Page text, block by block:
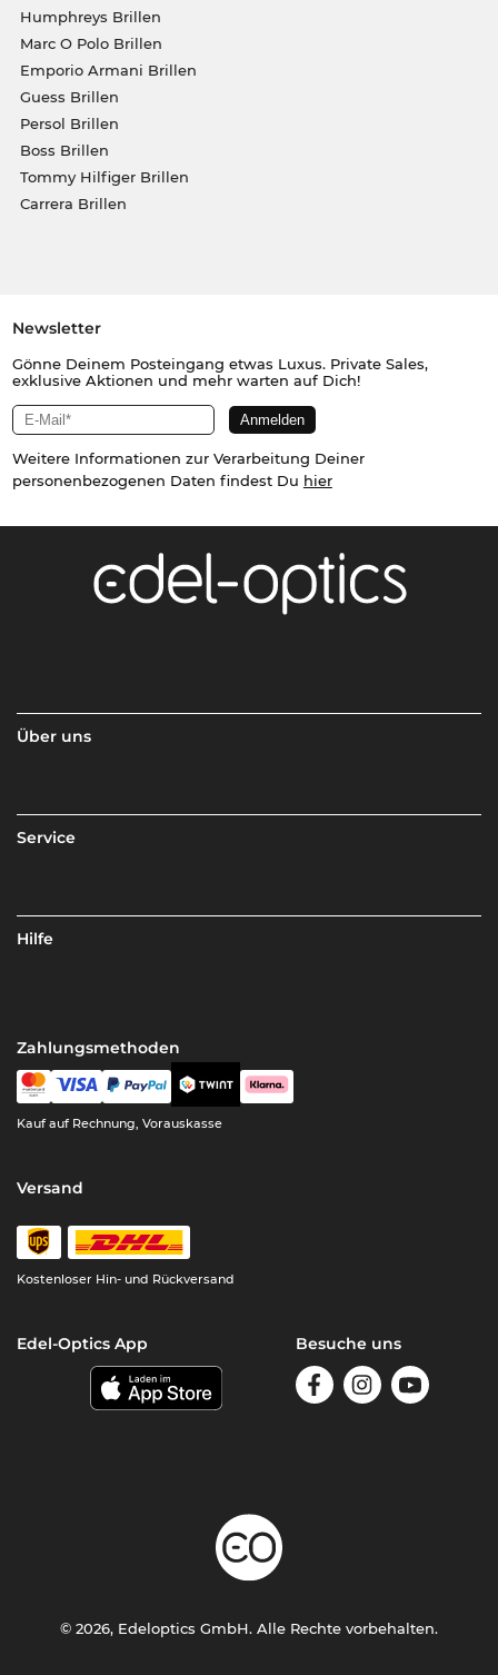
Humphreys Brillen
Marc O Polo Brillen
Emporio Armani Brillen
Guess Brillen
Persol Brillen
Boss Brillen
Tommy Hilfiger Brillen
Carrera Brillen
Newsletter
Gönne Deinem Posteingang etwas Luxus. Private Sales,
exklusive Aktionen und mehr warten auf Dich!
Weitere Informationen zur Verarbeitung Deiner
personenbezogenen Daten findest Du hier
Über uns
Service
Hilfe
Zahlungsmethoden
Kauf auf Rechnung, Vorauskasse
Versand
Kostenloser Hin- und Rückversand
Edel-Optics App Besuche uns
© 2026, Edeloptics GmbH. Alle Rechte vorbehalten.